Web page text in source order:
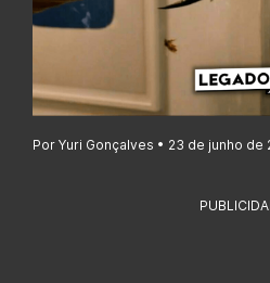
Por Yuri Gonçalves • 23 de junho de